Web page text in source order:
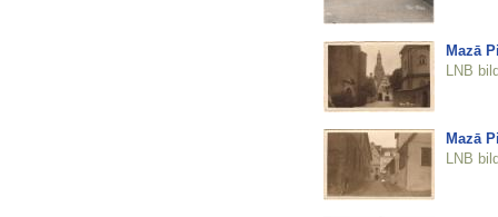
Mazā
LNB
Mazā
LNB